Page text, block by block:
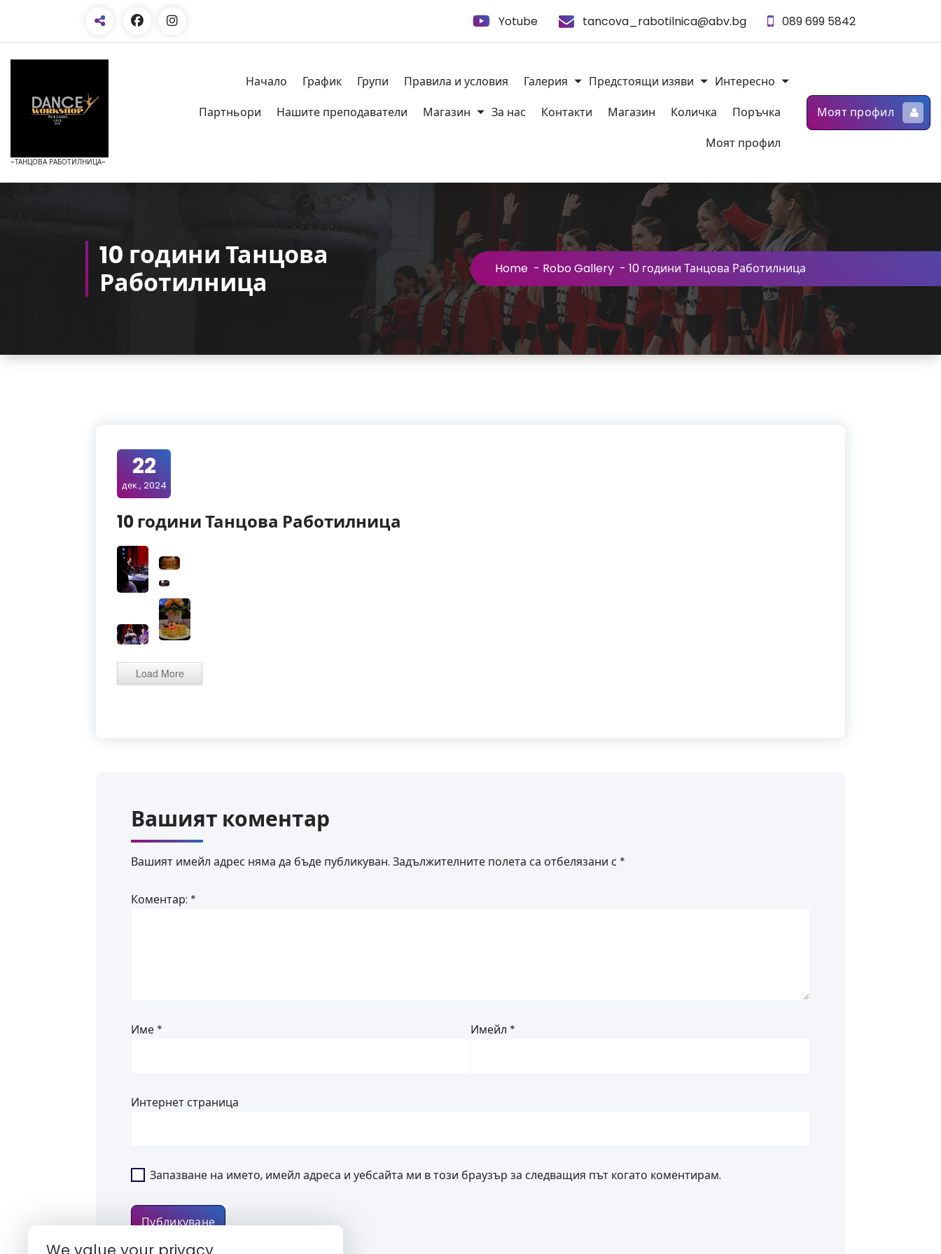
Content
Yotube tancova_rabotilnica@abv.bg 089 699 5842
-ТАНЦОВА РАБОТИЛНИЦА-
Начало График Групи Правила и условия Галерия Предстоящи изяви
Интересно
Партньори
Нашите преподаватели Магазин За нас Контакти Магазин Количка
Поръчка
Моят профил
Моят профил
10 години Танцова
Работилница
Home - Robo Gallery - 10 години Танцова Работилница
22
дек., 2024
10 години Танцова Работилница
Load More
Вашият коментар
Вашият имейл адрес няма да бъде публикуван. Задължителните полета са отбелязани с *
Коментар: *
Име * Имейл *
Интернет страница
Запазване на името, имейл адреса и уебсайта ми в този браузър за следващия път когато коментирам.